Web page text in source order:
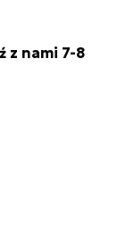
z nami 7-8